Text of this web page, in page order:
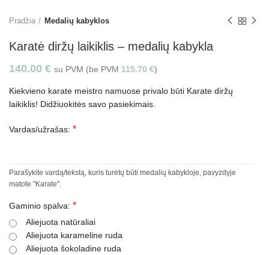
Pradžia Medalių kabyklos
Karatė diržų laikiklis – medalių kabykla
140.00 € su PVM (be PVM 115.70 €)
Kiekvieno karate meistro namuose privalo būti Karate diržų
laikiklis! Didžiuokitės savo pasiekimais.
Vardas/užrašas: *
Parašykite vardą/tekstą, kuris turėtų būti medalių kabykloje, pavyzdyje
matote "Karate".
Gaminio spalva: *
Aliejuota natūraliai
Aliejuota karameline ruda
Aliejuota šokoladine ruda